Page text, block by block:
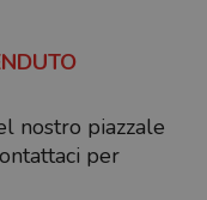
nostro piazzale
per